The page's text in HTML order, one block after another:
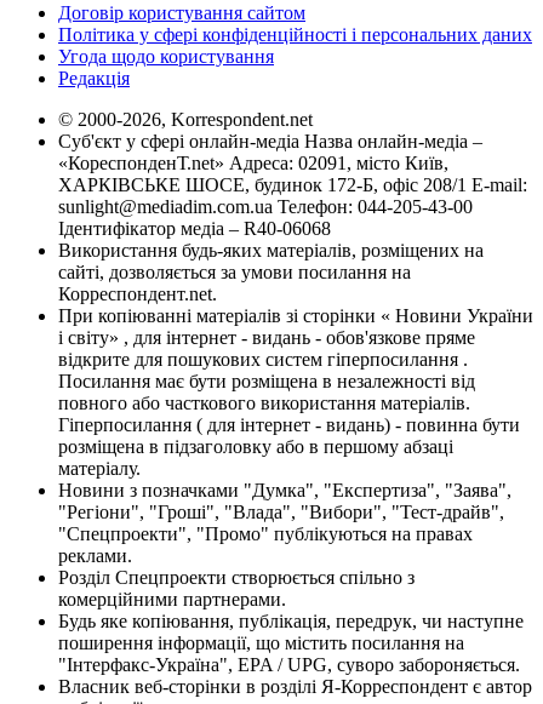
Договір користування сайтом
Політика у сфері конфіденційності і персональних даних
Угода щодо користування
Редакція
© 2000-2026, Korrespondent.net
Суб'єкт у сфері онлайн-медіа Назва онлайн-медіа –
«КореспонденТ.net» Адреса: 02091, місто Київ,
ХАРКІВСЬКЕ ШОСЕ, будинок 172-Б, офіс 208/1 E-mail:
sunlight@mediadim.com.ua Телефон: 044-205-43-00
Ідентифікатор медіа – R40-06068
Використання будь-яких матеріалів, розміщених на
сайті, дозволяється за умови посилання на
Корреспондент.net.
При копіюванні матеріалів зі сторінки « Новини України
і світу» , для інтернет - видань - обов'язкове пряме
відкрите для пошукових систем гіперпосилання .
Посилання має бути розміщена в незалежності від
повного або часткового використання матеріалів.
Гіперпосилання ( для інтернет - видань) - повинна бути
розміщена в підзаголовку або в першому абзаці
матеріалу.
Новини з позначками "Думка", "Експертиза", "Заява",
"Регіони", "Гроші", "Влада", "Вибори", "Тест-драйв",
"Спецпроекти", "Промо" публікуються на правах
реклами.
Розділ Спецпроекти створюється спільно з
комерційними партнерами.
Будь яке копіювання, публікація, передрук, чи наступне
поширення інформації, що містить посилання на
"Інтерфакс-Україна", EPA / UPG, суворо забороняється.
Власник веб-сторінки в розділі Я-Корреспондент є автор